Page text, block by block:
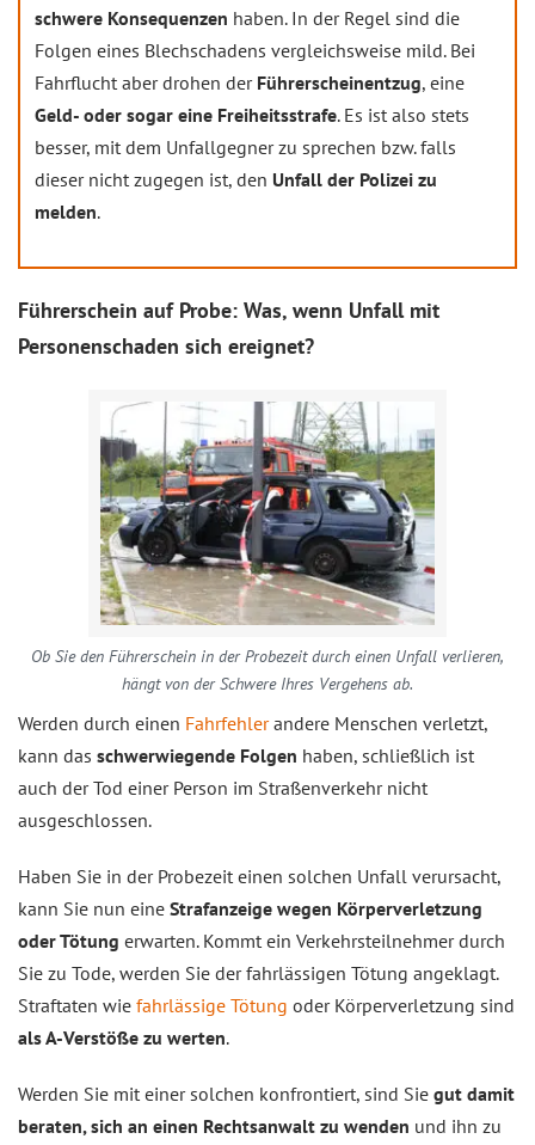
schwere Konsequenzen haben. In der Regel sind die
Folgen eines Blechschadens vergleichsweise mild. Bei
Fahrflucht aber drohen der Führerscheinentzug, eine
Geld- oder sogar eine Freiheitsstrafe. Es ist also stets
besser, mit dem Unfallgegner zu sprechen bzw. falls
dieser nicht zugegen ist, den Unfall der Polizei zu
melden.
Führerschein auf Probe: Was, wenn Unfall mit
Personenschaden sich ereignet?
Ob Sie den Führerschein in der Probezeit durch einen Unfall verlieren,
hängt von der Schwere Ihres Vergehens ab.
Werden durch einen Fahrfehlerandere Menschen verletzt,
kann das schwerwiegende Folgen haben, schließlich ist
auch der Tod einer Person im Straßenverkehr nicht
ausgeschlossen.
Haben Sie in der Probezeit einen solchen Unfall verursacht,
kann Sie nun eine Strafanzeige wegen Körperverletzung
oder Tötung erwarten. Kommt ein Verkehrsteilnehmer durch
Sie zu Tode, werden Sie der fahrlässigen Tötung angeklagt.
Straftaten wie fahrlässige Tötung oder Körperverletzung sind
als A-Verstöße zu werten.
Werden Sie mit einer solchen konfrontiert, sind Sie gut damit
beraten, sich an einen Rechtsanwalt zu wenden und ihn zu